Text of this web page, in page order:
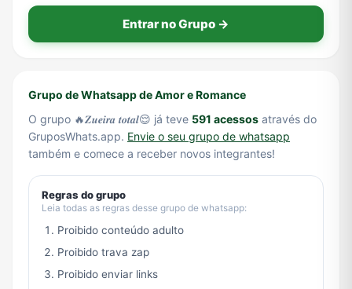
Entrar no Grupo →
Grupo de Whatsapp de Amor e Romance
O grupo 🔥𝒁𝒖𝒆𝒊𝒓𝒂 𝒕𝒐𝒕𝒂𝒍😌 já teve 591 acessos através do
GruposWhats.app. Envie o seu grupo de whatsapp
também e comece a receber novos integrantes!
Regras do grupo
Leia todas as regras desse grupo de whatsapp:
Proibido conteúdo adulto
Proibido trava zap
Proibido enviar links